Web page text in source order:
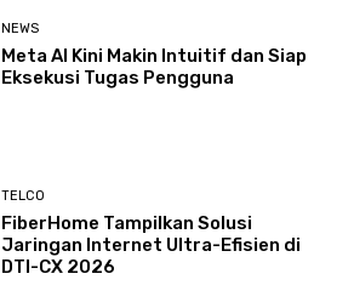
NEWS
Meta AI Kini Makin Intuitif dan Siap
Eksekusi Tugas Pengguna
TELCO
FiberHome Tampilkan Solusi
Jaringan Internet Ultra-Efisien di
DTI-CX 2026